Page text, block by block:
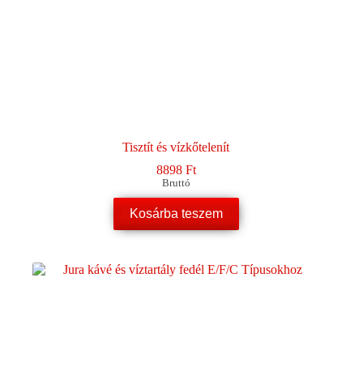
Tisztít és vízkőtelenít
8898 Ft
Bruttó
Kosárba teszem